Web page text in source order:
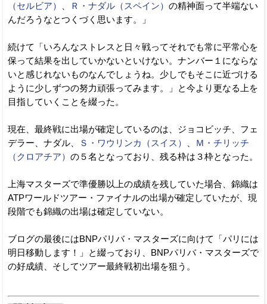
（セルビア）
Ｒ・ナダル（スペイン） の精神面って半端ない
んだろうなとつくづく思います。」
続けて「いろんなストレスと日々戦ってそれでも常に平常心を
保って結果を出していかないといけない。ナンバー１にならな
いと感じれないものなんでしょうね。少しでもそこに近づける
ように少しずつの努力頑張ってみます。」と今より更なる上を
目指していくことを綴った。
現在、最終戦に出場が確定しているのは、ジョコビッチ、フェ
デラー、ナダル、
Ｓ・ワウリンカ（スイス）
Ｍ・チリッチ
（クロアチア） の５名となっており、残る枠は３枠となった。
上海マスターズで準優勝以上の成績を残していた場合、錦織は
ATPワールドツアー・ファイナルの出場が確定していたが、現
段階でも錦織の出場は確定していない。
ブログの最後にはBNPパリバ・マスターズに向けて「パリには
明日移動します！」と綴っており、BNPパリバ・マスターズで
の好成績、そしてツアー最終戦初出場を狙う。